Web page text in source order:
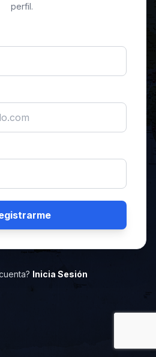
perfil.
Inicia Sesión